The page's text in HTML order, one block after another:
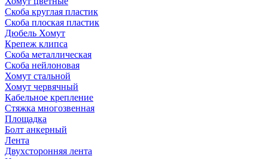
Скоба круглая пластик
Скоба плоская пластик
Дюбель Хомут
Крепеж клипса
Скоба металлическая
Скоба нейлоновая
Хомут стальной
Хомут червячный
Кабельное крепление
Стяжка многозвенная
Площадка
Болт анкерный
Лента
Двухсторонняя лента